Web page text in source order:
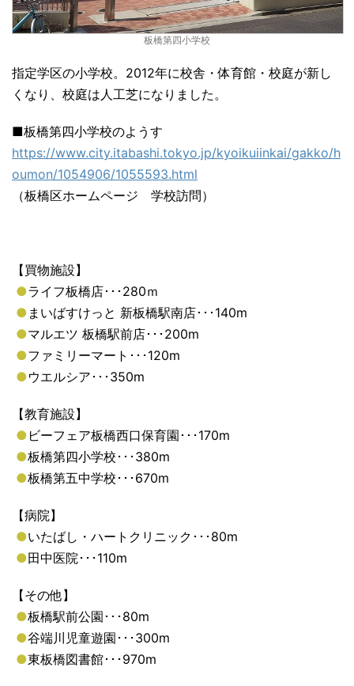
板橋第四小学校
指定学区の小学校。2012年に校舎・体育館・校庭が新し
くなり、校庭は人工芝になりました。
■板橋第四小学校のようす
https://www.city.itabashi.tokyo.jp/kyoikuiinkai/gakko/h
oumon/1054906/1055593.html
（板橋区ホームページ 学校訪問）
【買物施設】
●ライフ板橋店･･･280ｍ
● まいばすけっと 新板橋駅南店･･･140m
●マルエツ 板橋駅前店･･･200m
●ファミリーマート･･･120m
●ウエルシア･･･350m
【教育施設】
● ビーフェア板橋西口保育園･･･170m
●板橋第四小学校･･･380m
●板橋第五中学校･･･670m
【病院】
●いたばし・ハートクリニック･･･80m
●田中医院･･･110m
【その他】
●板橋駅前公園･･･80m
●谷端川児童遊園･･･300m
●東板橋図書館･･･970m